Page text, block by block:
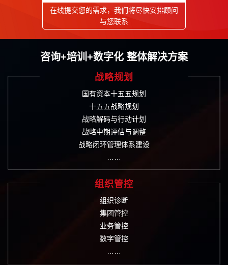
在线提交您的需求，我们将尽快安排顾问
与您联系
咨询+培训+数字化 整体解决方案
战略规划
国有资本十五五规划
十五五战略规划
战略解码与行动计划
战略中期评估与调整
战略闭环管理体系建设
组织管控
组织诊断
集团管控
业务管控
数字管控